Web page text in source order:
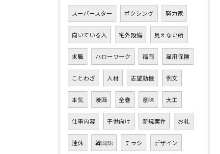
スーパースター ボクシング 努力家
向いている人 宅外設備 見えない所
求職 ハローワーク 福岡 雇用保険
ことわざ 人材 志望動機 例文
本気 漫画 全巻 意味 大工
仕事内容 子供向け 新規案件 お礼
連休 韓国語 チラシ デザイン